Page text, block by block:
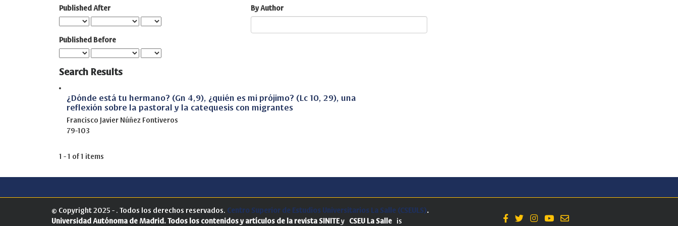
Published After
Published Before
By Author
Search Results
¿Dónde está tu hermano? (Gn 4,9), ¿quién es mi prójimo? (Lc 10, 29), una
reflexión sobre la pastoral y la catequesis con migrantes
Francisco Javier Núñez Fontiveros
79-103
1 - 1 of 1 items
© Copyright 2025 - . Todos los derechos reservados. Centro Superior de Estudios Universitarios La Salle (CSEULS).
Universidad Autónoma de Madrid. Todos los contenidos y artículos de la revista SINITEy CSEU La Salle is